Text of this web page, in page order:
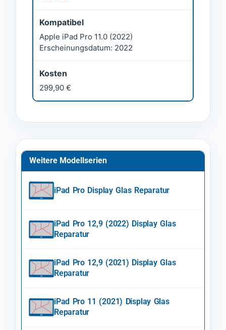
Kompatibel
Apple iPad Pro 11.0 (2022)
Erscheinungsdatum: 2022
Kosten
299,90 €
Weitere Modellserien
iPad Pro Display Glas Reparatur
iPad Pro 12,9 (2022) Display Glas
Reparatur
iPad Pro 12,9 (2021) Display Glas
Reparatur
iPad Pro 11 (2021) Display Glas
Reparatur